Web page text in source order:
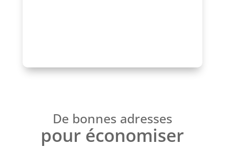
De bonnes adresses
pour économiser